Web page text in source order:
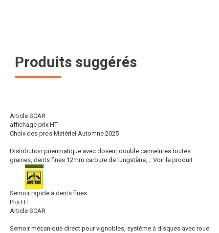
Produits suggérés
Article SCAR
affichage prix HT
Choix des pros Matériel Automne 2025
Distribution pneumatique avec doseur double cannelures toutes
graines, dents fines 12mm carbure de tungstène,... Voir le produit
Semoir rapide à dents fines
Prix HT :
Article SCAR
Semoir mécanique direct pour vignobles, système à disques avec roue